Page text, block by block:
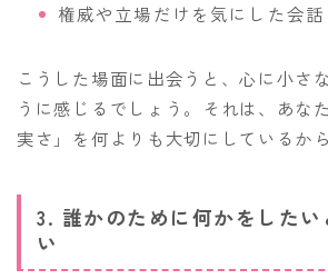
権威や立場だけを気にした会話
こうした場面に出会うと、心に小さ
うに感じるでしょう。それは、あな
実さ」を何よりも大切にしているか
3. 誰かのために何かをした
い